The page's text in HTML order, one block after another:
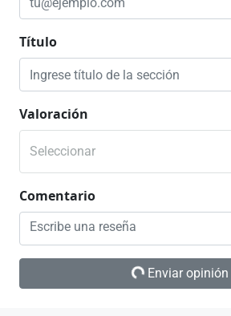
Título
Valoración
Seleccionar
Comentario
Enviar opinión